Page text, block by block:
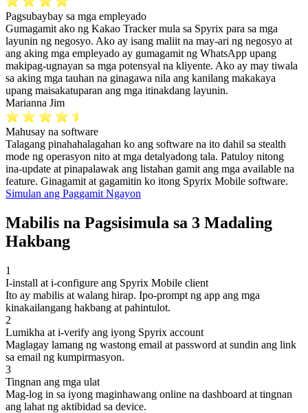
Pagsubaybay sa mga empleyado
Gumagamit ako ng Kakao Tracker mula sa Spyrix para sa mga
layunin ng negosyo. Ako ay isang maliit na may-ari ng negosyo at
ang aking mga empleyado ay gumagamit ng WhatsApp upang
makipag-ugnayan sa mga potensyal na kliyente. Ako ay may tiwala
sa aking mga tauhan na ginagawa nila ang kanilang makakaya
upang maisakatuparan ang mga itinakdang layunin.
Marianna Jim
Mahusay na software
Talagang pinahahalagahan ko ang software na ito dahil sa stealth
mode ng operasyon nito at mga detalyadong tala. Patuloy nitong
ina-update at pinapalawak ang listahan gamit ang mga available na
feature. Ginagamit at gagamitin ko itong Spyrix Mobile software.
Simulan ang Paggamit Ngayon
Mabilis na Pagsisimula sa 3 Madaling
Hakbang
1
I-install at i-configure ang Spyrix Mobile client
Ito ay mabilis at walang hirap. Ipo-prompt ng app ang mga
kinakailangang hakbang at pahintulot.
2
Lumikha at i-verify ang iyong Spyrix account
Maglagay lamang ng wastong email at password at sundin ang link
sa email ng kumpirmasyon.
3
Tingnan ang mga ulat
Mag-log in sa iyong maginhawang online na dashboard at tingnan
ang lahat ng aktibidad sa device.